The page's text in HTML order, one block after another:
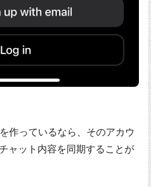
作っているなら、そのアカウ
ャット内容を同期することが